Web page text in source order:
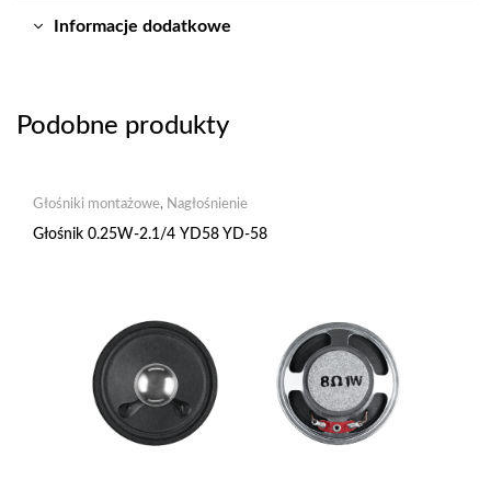
Informacje dodatkowe
Podobne produkty
Głośniki montażowe, Nagłośnienie
Głośnik 0.25W-2.1/4 YD58 YD-58